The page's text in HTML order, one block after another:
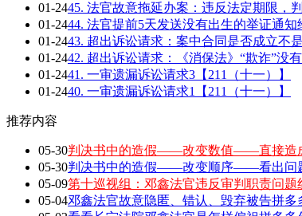
01-2445. 法官故意拖延办案：违反法定期限，
01-2444. 法官提前5天发送没有出生的举证通
01-2443. 超出诉讼请求：案中合同是否成立不
01-2442. 超出诉讼请求：《消保法》“欺诈”没
01-2441. 一审遗漏诉讼请求3【211（十一）】
01-2440. 一审遗漏诉讼请求1【211（十一）】
推荐内容
05-30判决书中的造假——改变数值——直接造
05-30判决书中的造假——改变顺序——看出问
05-09第十巡视组：邓鑫法官违反审判职责问
05-04邓鑫法官故意隐匿、错认、毁弃被告拼